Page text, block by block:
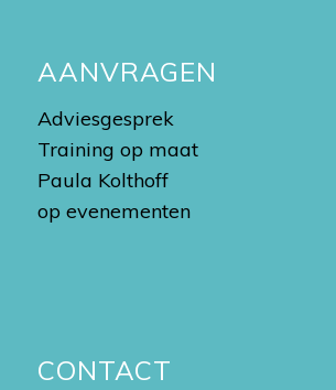
AANVRAGEN
Adviesgesprek
Training op maat
Paula Kolthoff
op evenementen
CONTACT